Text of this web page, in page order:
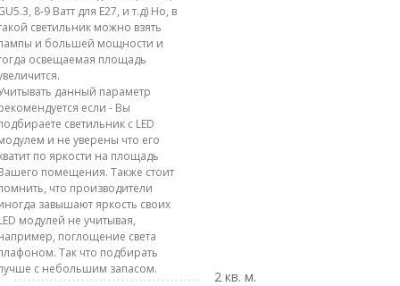
8-9 Ватт для E27, и т.д) Но, в
светильник можно взять
и большей мощности и
освещаемая площадь
данный параметр
если - Вы
светильник с LED
и не уверены что его
по яркости на площадь
помещения. Также стоит
что производители
завышают яркость своих
модулей не учитывая,
поглощение света
Так что подбирать
с небольшим запасом.
2 кв. м.